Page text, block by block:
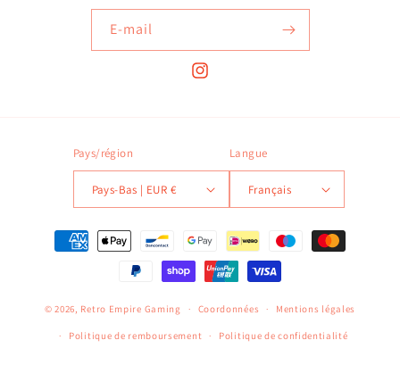
E-mail
Instagram
Pays/région
Pays-Bas | EUR €
Langue
Français
Moyens
© 2026, Retro Empire Gaming Coordonnées Mentions légales
Politique de remboursement Politique de confidentialité